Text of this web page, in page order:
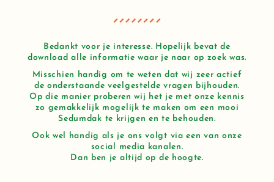
Bedankt voor je interesse. Hopelijk bevat de
download alle informatie waar je naar op zoek was.
Misschien handig om te weten dat wij zeer actief
de onderstaande veelgestelde vragen bijhouden.
Op die manier proberen wij het je met onze kennis
zo gemakkelijk mogelijk te maken om een mooi
Sedumdak te krijgen en te behouden.
Ook wel handig als je ons volgt via een van onze
social media kanalen.
Dan ben je altijd op de hoogte.